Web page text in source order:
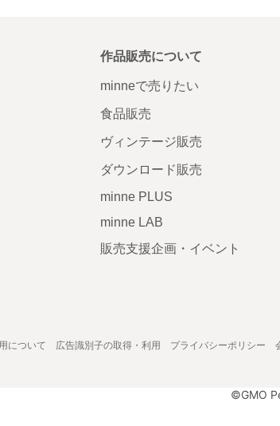
作品販売について
minneで売りたい
食品販売
ヴィンテージ販売
ダウンロード販売
minne PLUS
minne LAB
販売支援企画・イベント
について 広告識別子の取得・利用 プライバシーポリシー
©GMO